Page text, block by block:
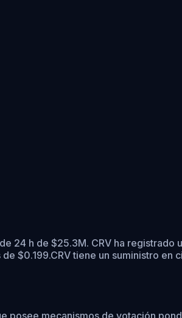
24 h de $25.3M. CRV ha registrado
$0.199.CRV tiene un suministro en
posee mecanismos de votación